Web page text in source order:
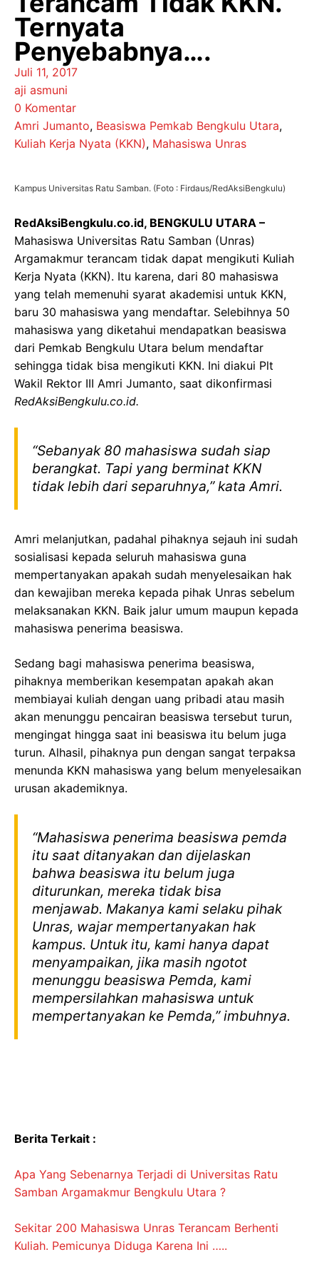
Ternyata
Penyebabnya….
Juli 11, 2017
aji asmuni
0 Komentar
Amri Jumanto, Beasiswa Pemkab Bengkulu Utara,
Kuliah Kerja Nyata (KKN), Mahasiswa Unras
Kampus Universitas Ratu Samban. (Foto : Firdaus/RedAksiBengkulu)
RedAksiBengkulu.co.id, BENGKULU UTARA –
Mahasiswa Universitas Ratu Samban (Unras)
Argamakmur terancam tidak dapat mengikuti Kuliah
Kerja Nyata (KKN). Itu karena, dari 80 mahasiswa
yang telah memenuhi syarat akademisi untuk KKN,
baru 30 mahasiswa yang mendaftar. Selebihnya 50
mahasiswa yang diketahui mendapatkan beasiswa
dari Pemkab Bengkulu Utara belum mendaftar
sehingga tidak bisa mengikuti KKN. Ini diakui Plt
Wakil Rektor III Amri Jumanto, saat dikonfirmasi
RedAksiBengkulu.co.id.
“Sebanyak 80 mahasiswa sudah siap
berangkat. Tapi yang berminat KKN
tidak lebih dari separuhnya,” kata Amri.
Amri melanjutkan, padahal pihaknya sejauh ini sudah
sosialisasi kepada seluruh mahasiswa guna
mempertanyakan apakah sudah menyelesaikan hak
dan kewajiban mereka kepada pihak Unras sebelum
melaksanakan KKN. Baik jalur umum maupun kepada
mahasiswa penerima beasiswa.
Sedang bagi mahasiswa penerima beasiswa,
pihaknya memberikan kesempatan apakah akan
membiayai kuliah dengan uang pribadi atau masih
akan menunggu pencairan beasiswa tersebut turun,
mengingat hingga saat ini beasiswa itu belum juga
turun. Alhasil, pihaknya pun dengan sangat terpaksa
menunda KKN mahasiswa yang belum menyelesaikan
urusan akademiknya.
“Mahasiswa penerima beasiswa pemda
itu saat ditanyakan dan dijelaskan
bahwa beasiswa itu belum juga
diturunkan, mereka tidak bisa
menjawab. Makanya kami selaku pihak
Unras, wajar mempertanyakan hak
kampus. Untuk itu, kami hanya dapat
menyampaikan, jika masih ngotot
menunggu beasiswa Pemda, kami
mempersilahkan mahasiswa untuk
mempertanyakan ke Pemda,” imbuhnya.
Berita Terkait :
Apa Yang Sebenarnya Terjadi di Universitas Ratu
Samban Argamakmur Bengkulu Utara ?
Sekitar 200 Mahasiswa Unras Terancam Berhenti
Kuliah. Pemicunya Diduga Karena Ini …..